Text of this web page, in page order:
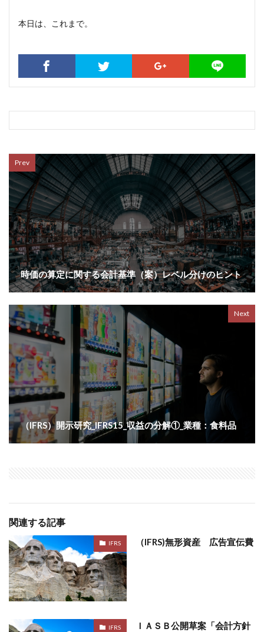
本日は、これまで。
Prev
時価の算定に関する会計基準（案）レベル分けのヒント
Next
（IFRS）開示研究_IFRS15_収益の分解①_業種：食料品
関連する記事
IFRS （IFRS)無形資産 広告宣伝費
IFRS
ＩＡＳＢ公開草案「会計方針